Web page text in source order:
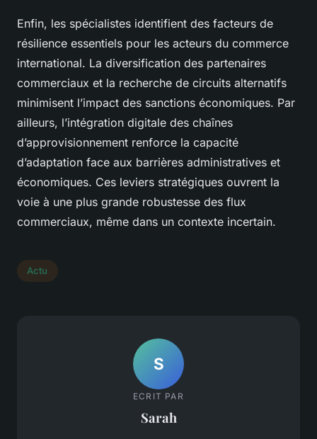
Enfin, les spécialistes identifient des facteurs de
résilience essentiels pour les acteurs du commerce
international. La diversification des partenaires
commerciaux et la recherche de circuits alternatifs
minimisent l’impact des sanctions économiques. Par
ailleurs, l’intégration digitale des chaînes
d’approvisionnement renforce la capacité
d’adaptation face aux barrières administratives et
économiques. Ces leviers stratégiques ouvrent la
voie à une plus grande robustesse des flux
commerciaux, même dans un contexte incertain.
Actu
S
ECRIT PAR
Sarah